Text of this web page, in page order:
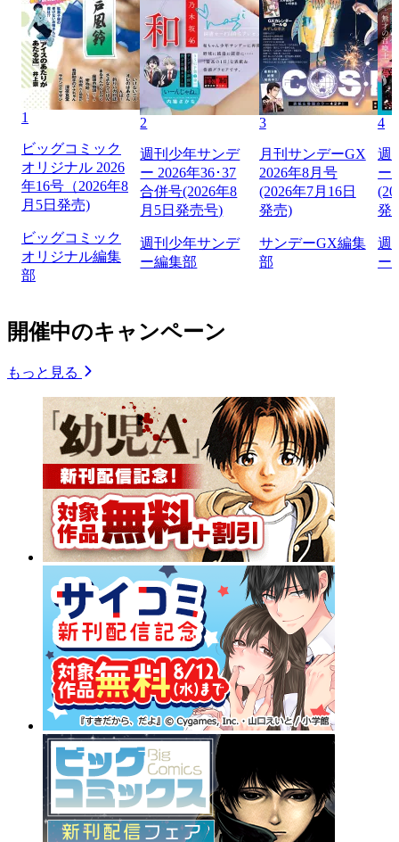
1
ビッグコミック
オリジナル 2026
年16号（2026年8
月5日発売)
ビッグコミック
オリジナル編集
部
2
週刊少年サンデ
ー 2026年36･37
合併号(2026年8
月5日発売号)
週刊少年サンデ
ー編集部
3
月刊サンデーGX
2026年8月号
(2026年7月16日
発売)
サンデーGX編集
部
4
週
ー
発
週
ー
開催中のキャンペーン
もっと見る